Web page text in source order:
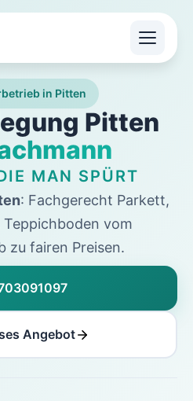
in Pitten
Pitten
MAN SPÜRT
: Fachgerecht Parkett,
vom
zu fairen Preisen.
Angebot